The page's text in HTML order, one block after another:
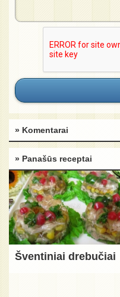
» Komentarai
» Panašūs receptai
Šventiniai drebučiai